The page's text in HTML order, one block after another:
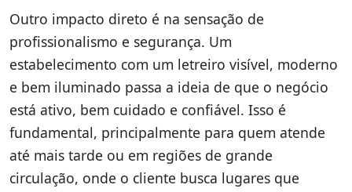
Outro impacto direto é na sensação de
profissionalismo e segurança. Um
estabelecimento com um letreiro visível, moderno
e bem iluminado passa a ideia de que o negócio
está ativo, bem cuidado e confiável. Isso é
fundamental, principalmente para quem atende
até mais tarde ou em regiões de grande
circulação, onde o cliente busca lugares que